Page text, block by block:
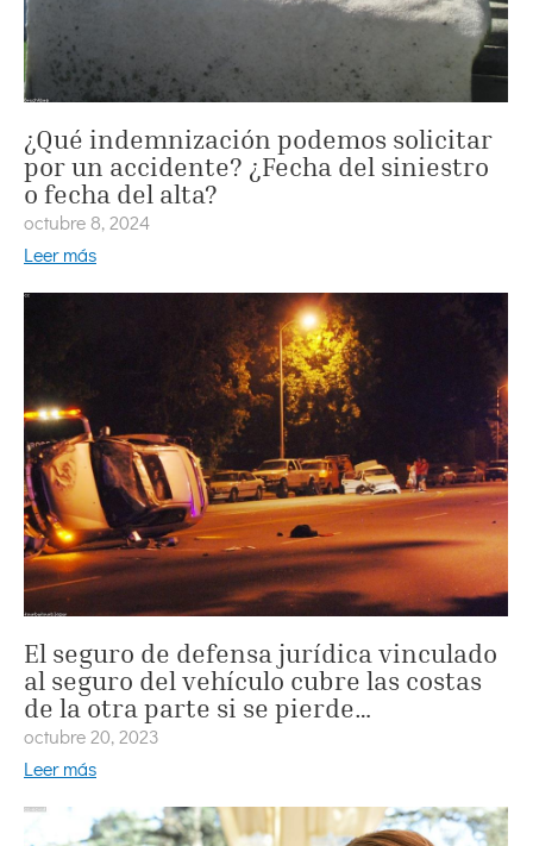
¿Qué indemnización podemos solicitar
por un accidente? ¿Fecha del siniestro
o fecha del alta?
octubre 8, 2024
Leer más
El seguro de defensa jurídica vinculado
al seguro del vehículo cubre las costas
de la otra parte si se pierde…
octubre 20, 2023
Leer más